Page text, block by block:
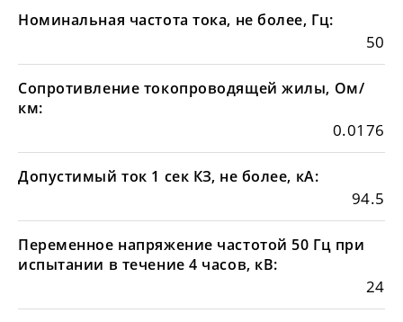
Номинальная частота тока, не более, Гц:
50
Сопротивление токопроводящей жилы, Ом/
км:
0.0176
Допустимый ток 1 сек КЗ, не более, кА:
94.5
Переменное напряжение частотой 50 Гц при
испытании в течение 4 часов, кВ:
24